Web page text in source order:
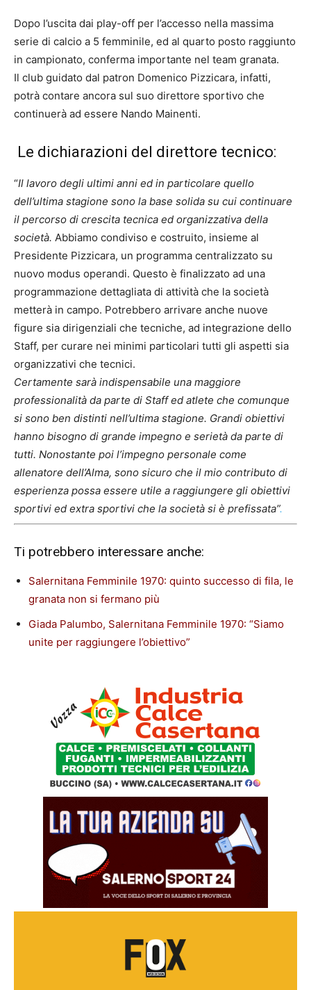
Dopo l’uscita dai play-off per l’accesso nella massima
serie di calcio a 5 femminile, ed al quarto posto raggiunto
in campionato, conferma importante nel team granata.
Il club guidato dal patron Domenico Pizzicara, infatti,
potrà contare ancora sul suo direttore sportivo che
continuerà ad essere Nando Mainenti.
Le dichiarazioni del direttore tecnico:
“Il lavoro degli ultimi anni ed in particolare quello
dell’ultima stagione sono la base solida su cui continuare
il percorso di crescita tecnica ed organizzativa della
società. Abbiamo condiviso e costruito, insieme al
Presidente Pizzicara, un programma centralizzato su
nuovo modus operandi. Questo è finalizzato ad una
programmazione dettagliata di attività che la società
metterà in campo. Potrebbero arrivare anche nuove
figure sia dirigenziali che tecniche, ad integrazione dello
Staff, per curare nei minimi particolari tutti gli aspetti sia
organizzativi che tecnici.
Certamente sarà indispensabile una maggiore
professionalità da parte di Staff ed atlete che comunque
si sono ben distinti nell’ultima stagione. Grandi obiettivi
hanno bisogno di grande impegno e serietà da parte di
tutti. Nonostante poi l’impegno personale come
allenatore dell’Alma, sono sicuro che il mio contributo di
esperienza possa essere utile a raggiungere gli obiettivi
sportivi ed extra sportivi che la società si è prefissata”.
Ti potrebbero interessare anche:
Salernitana Femminile 1970: quinto successo di fila, le
granata non si fermano più
Giada Palumbo, Salernitana Femminile 1970: “Siamo
unite per raggiungere l’obiettivo”